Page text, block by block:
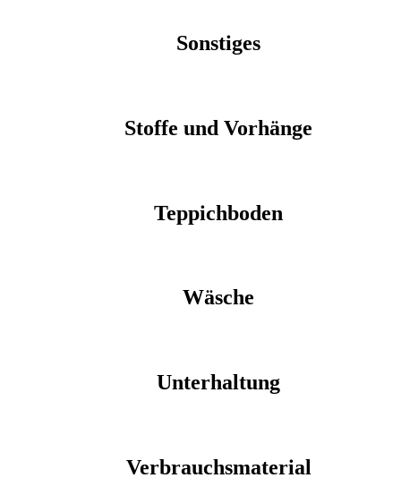
Sonstiges
Stoffe und Vorhänge
Teppichboden
Wäsche
Unterhaltung
Verbrauchsmaterial